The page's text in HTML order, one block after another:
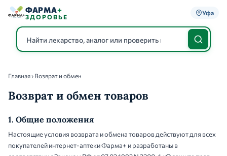
ФАРМА+
ЗДОРОВЬЕ
Уфа
Каталог
Главная› Возврат и обмен
Возврат и обмен товаров
1. Общие положения
Настоящие условия возврата и обмена товаров действуют для всех
покупателей интернет-аптеки Фарма+ и разработаны в